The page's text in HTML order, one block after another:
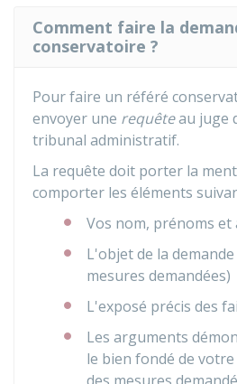
Comment faire la
conservatoire ?
Pour faire un référé
envoyer une requêteau juge
tribunal administratif.
La requête doit porter la
comporter les éléments
Vos nom, prénoms et
L'objet de la
mesures demandées)
L'exposé précis des
Les arguments
le bien fondé de